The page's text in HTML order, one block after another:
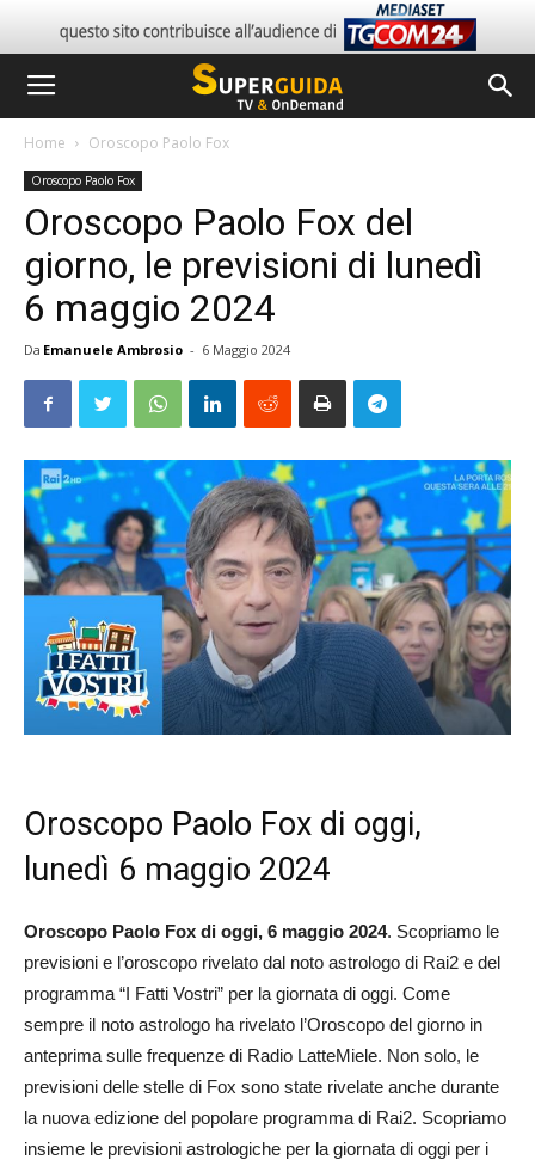
Home Oroscopo Paolo Fox
Oroscopo Paolo Fox
Oroscopo Paolo Fox del
giorno, le previsioni di lunedì
6 maggio 2024
Da Emanuele Ambrosio - 6 Maggio 2024
Oroscopo Paolo Fox di oggi,
lunedì 6 maggio 2024
Oroscopo Paolo Fox di oggi, 6 maggio 2024. Scopriamo le
previsioni e l’oroscopo rivelato dal noto astrologo di Rai2 e del
programma “I Fatti Vostri” per la giornata di oggi. Come
sempre il noto astrologo ha rivelato l’Oroscopo del giorno in
anteprima sulle frequenze di Radio LatteMiele. Non solo, le
previsioni delle stelle di Fox sono state rivelate anche durante
la nuova edizione del popolare programma di Rai2. Scopriamo
insieme le previsioni astrologiche per la giornata di oggi per i